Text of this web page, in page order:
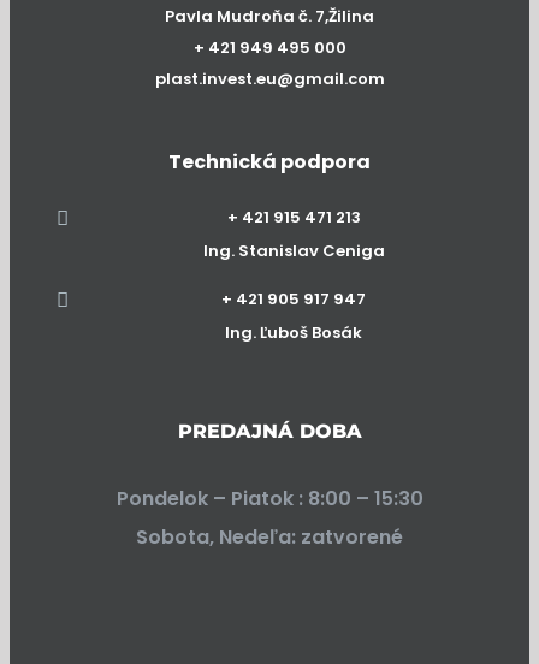
Pavla Mudroňa č. 7,Žilina
+ 421 949 495 000
plast.invest.eu@gmail.com
Technická podpora
+ 421 915 471 213
Ing. Stanislav Ceniga
+ 421 905 917 947
Ing. Ľuboš Bosák
PREDAJNÁ DOBA
Pondelok – Piatok : 8:00 – 15:30
Sobota, Nedeľa: zatvorené